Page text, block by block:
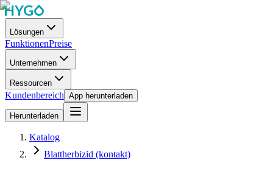
Lösungen
FunktionenPreise
Unternehmen
Ressourcen
Kundenbereich App herunterladen
Herunterladen
Katalog
Blattherbizid (kontakt)